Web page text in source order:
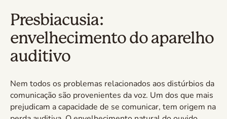
Presbiacusia:
envelhecimento do aparelho
auditivo
Nem todos os problemas relacionados aos distúrbios da
comunicação são provenientes da voz. Um dos que mais
prejudicam a capacidade de se comunicar, tem origem na